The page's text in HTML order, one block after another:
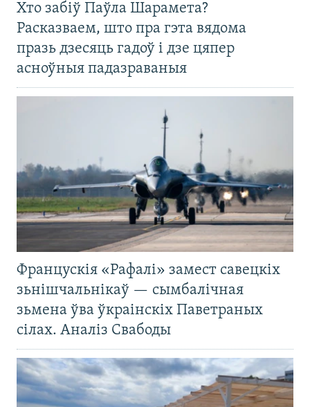
Хто забіў Паўла Шарамета?
Расказваем, што пра гэта вядома
празь дзесяць гадоў і дзе цяпер
асноўныя падазраваныя
Францускія «Рафалі» замест савецкіх
зьнішчальнікаў — сымбалічная
зьмена ўва ўкраінскіх Паветраных
сілах. Аналіз Свабоды